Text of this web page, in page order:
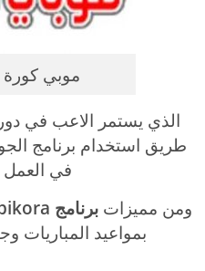
موبي كورة Mobikora
الذي يستمر الاعب في
طريق استخدام برنامج
في العمل
ومن مميزاتبرنامج Mobikora
بمواعيد المباريات